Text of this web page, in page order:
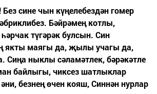
Без сине чын күңелебездән гомер
Бәйрәмең котлы,
түгәрәк булсын. Син
маягы да, җылы учагы да,
Сиңа нык­лы сәламәтлек, бәрәкәтле
байлыгы, чиксез шатлыклар
безнең өчен кояш, Синнән нурлар